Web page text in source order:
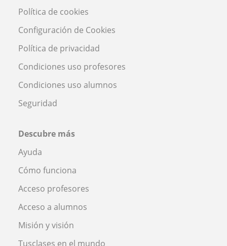
Política de cookies
Configuración de Cookies
Política de privacidad
Condiciones uso profesores
Condiciones uso alumnos
Seguridad
Descubre más
Ayuda
Cómo funciona
Acceso profesores
Acceso a alumnos
Misión y visión
Tusclases en el mundo